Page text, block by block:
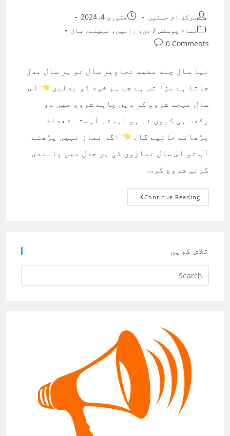
Post
author:
مرکز ام حسنین
Post
published:
جنوری 4, 2024
Post
category:
تمام پوسٹس / دن، راتیں، مہینے، سال
Post
0 Comments
نیا سال چند مفید تجاویز سال تو ہر سال بدل
جاتا ہے مزا تب ہے جب ہم خود کو بدلیں
اس
سال تہجد شروع کر دیں چاہے شروع میں دو
رکعت ہی کیوں نہ ہو آہستہ آہستہ تعداد
بڑھاتے جائیے گا۔
اگر نماز نہیں پڑھتے
آپ تو اس سال نمازوں کی ہر حال میں پابندی
کرنی شروع کر…
Continue Readingنیا
سال
تلاش کریں